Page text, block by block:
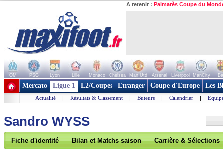
A retenir : Palmarès Coupe du
OM PSG Lyon Lille Monaco Chelsea Man Utd Arsenal Liverpool ManCity
+ de clubs
Mercato Ligue 1 L2/Coupes Etranger Coupe d'Europe Les
Actualité | Résultats & Classement | Buteurs | Calendrier |
Sandro WYSS
Fiche d'identité Bilan et Matchs saison Carrière & Sélections